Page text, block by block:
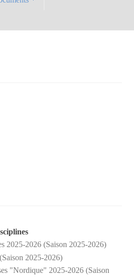
2025-2026 (Saison 2025-2026)
2025-2026)
"Nordique" 2025-2026 (Saison